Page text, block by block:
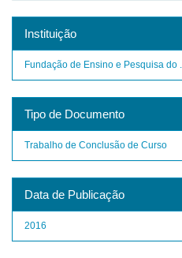
Instituição
Fundação de Ensino e Pesquisa do ...
Tipo de Documento
Trabalho de Conclusão de Curso
Data de Publicação
2016